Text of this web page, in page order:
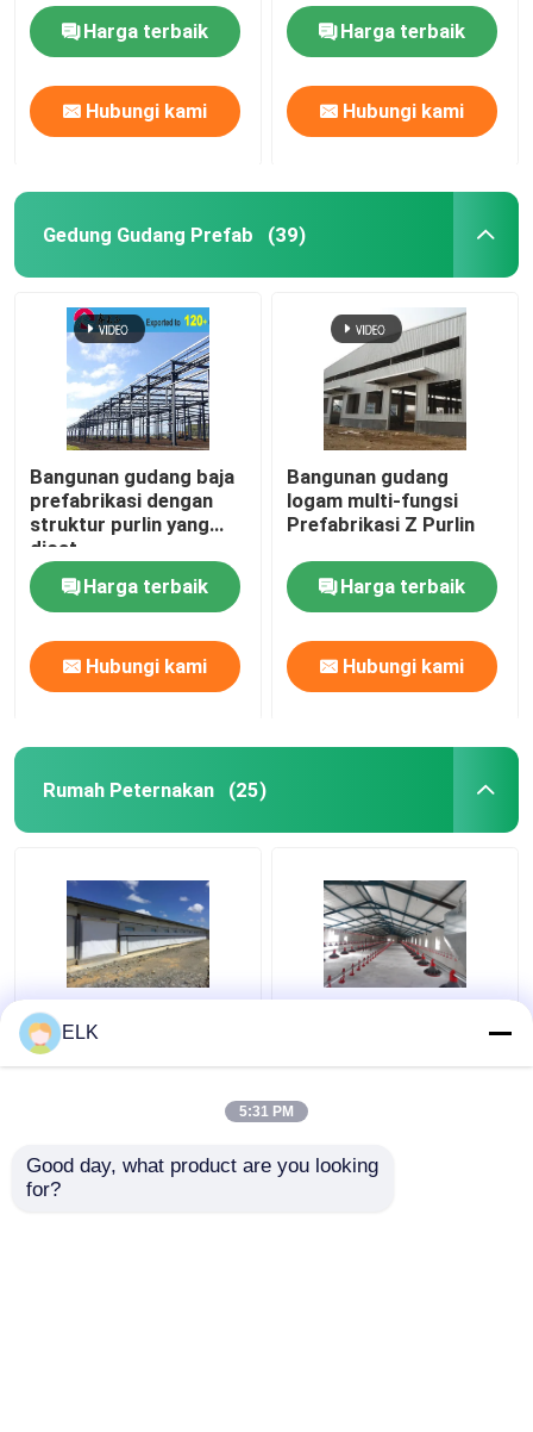
Harga terbaik
Hubungi kami
Harga terbaik
Hubungi kami
Gedung Gudang Prefab (39)
Bangunan gudang baja
prefabrikasi dengan
struktur purlin yang
dicat
Harga terbaik
Hubungi kami
Bangunan gudang
logam multi-fungsi
Prefabrikasi Z Purlin
Harga terbaik
Hubungi kami
Rumah Peternakan (25)
ISO Peternakan Rumah
Struktur baja
Prefabrikasi
ELK
5:31 PM
Good day, what product are you looking
for?